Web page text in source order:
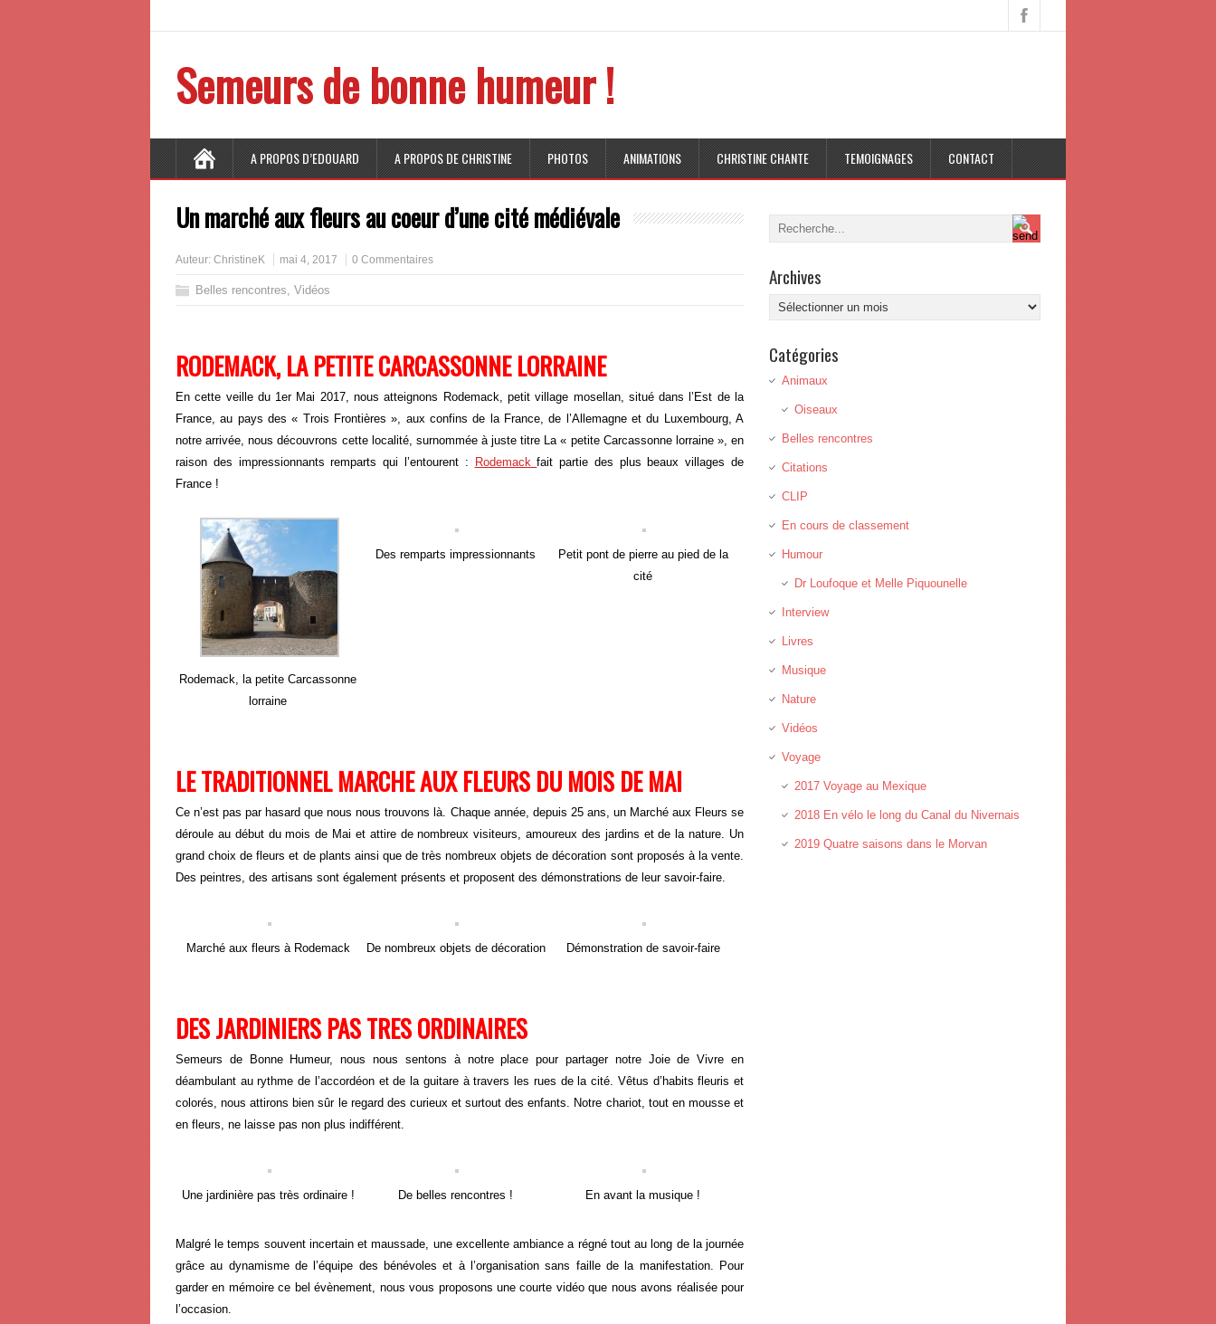
Semeurs de bonne humeur !
A PROPOS D’EDOUARD A PROPOS DE CHRISTINE PHOTOS ANIMATIONS CHRISTINE CHANTE TEMOIGNAGES CONTACT
Un marché aux fleurs au coeur d’une cité médiévale
Auteur: ChristineK mai 4, 2017 0 Commentaires
Belles rencontres, Vidéos
RODEMACK, LA PETITE CARCASSONNE LORRAINE
En cette veille du 1er Mai 2017, nous atteignons Rodemack, petit village mosellan, situé dans l’Est de la
France, au pays des « Trois Frontières », aux confins de la France, de l’Allemagne et du Luxembourg, A
notre arrivée, nous découvrons cette localité, surnommée à juste titre La « petite Carcassonne lorraine », en
raison des impressionnants remparts qui l’entourent :
Rodemackfait partie des plus beaux villages de
France !
Rodemack, la petite Carcassonne
lorraine
Des remparts impressionnants
Petit pont de pierre au pied de la
cité
LE TRADITIONNEL MARCHE AUX FLEURS DU MOIS DE MAI
Ce n’est pas par hasard que nous nous trouvons là. Chaque année, depuis 25 ans, un Marché aux Fleurs se
déroule au début du mois de Mai et attire de nombreux visiteurs, amoureux des jardins et de la nature. Un
grand choix de fleurs et de plants ainsi que de très nombreux objets de décoration sont proposés à la vente.
Des peintres, des artisans sont également présents et proposent des démonstrations de leur savoir-faire.
Marché aux fleurs à Rodemack De nombreux objets de décoration Démonstration de savoir-faire
DES JARDINIERS PAS TRES ORDINAIRES
Semeurs de Bonne Humeur, nous nous sentons à notre place pour partager notre Joie de Vivre en
déambulant au rythme de l’accordéon et de la guitare à travers les rues de la cité. Vêtus d’habits fleuris et
colorés, nous attirons bien sûr le regard des curieux et surtout des enfants. Notre chariot, tout en mousse et
en fleurs, ne laisse pas non plus indifférent.
Une jardinière pas très ordinaire ! De belles rencontres ! En avant la musique !
Malgré le temps souvent incertain et maussade, une excellente ambiance a régné tout au long de la journée
grâce au dynamisme de l’équipe des bénévoles et à l’organisation sans faille de la manifestation. Pour
garder en mémoire ce bel évènement, nous vous proposons une courte vidéo que nous avons réalisée pour
l’occasion.
Archives
Archives
Catégories
Animaux
Oiseaux
Belles rencontres
Citations
CLIP
En cours de classement
Humour
Dr Loufoque et Melle Piquounelle
Interview
Livres
Musique
Nature
Vidéos
Voyage
2017 Voyage au Mexique
2018 En vélo le long du Canal du Nivernais
2019 Quatre saisons dans le Morvan